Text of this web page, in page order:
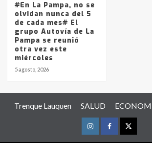
#En La Pampa, no se
olvidan nunca del 5
de cada mes# El
grupo Autovía de La
Pampa se reunió
otra vez este
miércoles
5 agosto, 2026
Trenque Lauquen SALUD
InstagramFacebookTwitter